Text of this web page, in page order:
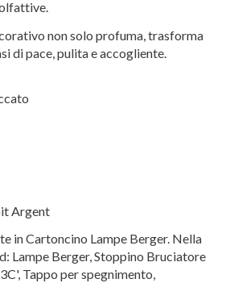
non solo profuma, trasforma
di pace, pulita e accogliente.
Argent
in Cartoncino Lampe Berger. Nella
Lampe Berger, Stoppino Bruciatore
Tappo per spegnimento,